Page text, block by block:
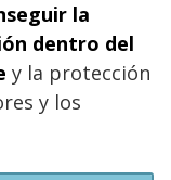
la
dentro del
y la protección
y los